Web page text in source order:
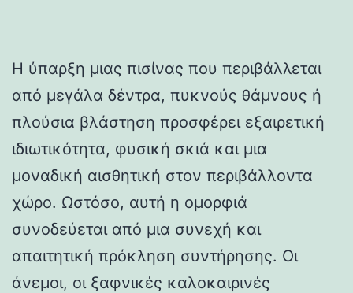
Η ύπαρξη μιας πισίνας που περιβάλλεται
από μεγάλα δέντρα, πυκνούς θάμνους ή
πλούσια βλάστηση προσφέρει εξαιρετική
ιδιωτικότητα, φυσική σκιά και μια
μοναδική αισθητική στον περιβάλλοντα
χώρο. Ωστόσο, αυτή η ομορφιά
συνοδεύεται από μια συνεχή και
απαιτητική πρόκληση συντήρησης. Οι
άνεμοι, οι ξαφνικές καλοκαιρινές